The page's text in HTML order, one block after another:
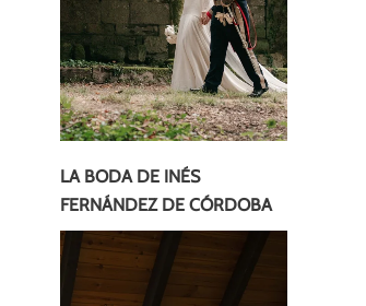
LA BODA DE INÉS
FERNÁNDEZ DE CÓRDOBA